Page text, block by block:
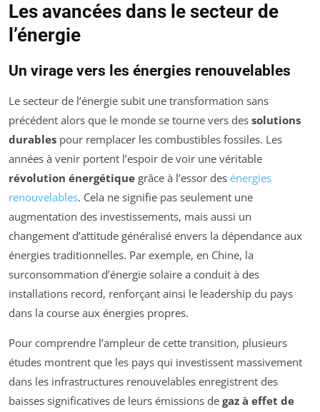
Les avancées dans le secteur de
l’énergie
Un virage vers les énergies renouvelables
Le secteur de l’énergie subit une transformation sans
précédent alors que le monde se tourne vers des solutions
durables pour remplacer les combustibles fossiles. Les
années à venir portent l’espoir de voir une véritable
révolution énergétique grâce à l’essor des énergies
renouvelables. Cela ne signifie pas seulement une
augmentation des investissements, mais aussi un
changement d’attitude généralisé envers la dépendance aux
énergies traditionnelles. Par exemple, en Chine, la
surconsommation d’énergie solaire a conduit à des
installations record, renforçant ainsi le leadership du pays
dans la course aux énergies propres.
Pour comprendre l’ampleur de cette transition, plusieurs
études montrent que les pays qui investissent massivement
dans les infrastructures renouvelables enregistrent des
baisses significatives de leurs émissions de gaz à effet de